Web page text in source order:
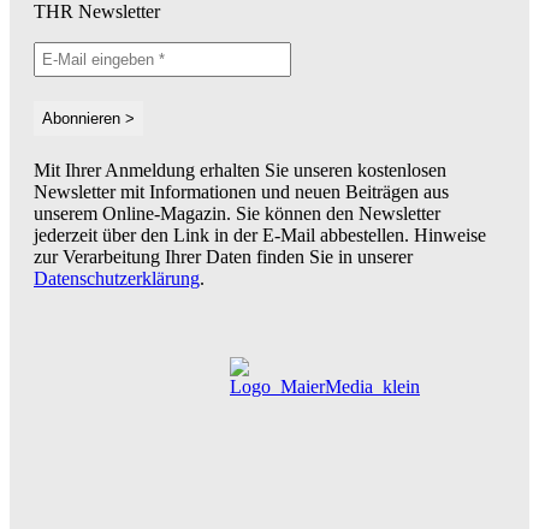
THR Newsletter
Mit Ihrer Anmeldung erhalten Sie unseren kostenlosen
Newsletter mit Informationen und neuen Beiträgen aus
unserem Online-Magazin. Sie können den Newsletter
jederzeit über den Link in der E-Mail abbestellen. Hinweise
zur Verarbeitung Ihrer Daten finden Sie in unserer
Datenschutzerklärung.